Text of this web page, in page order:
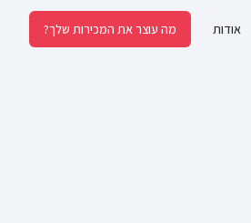
אודות מה עוצר את המכירות שלך?